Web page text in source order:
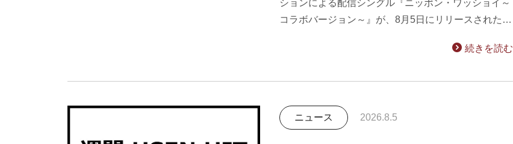
ションによる配信シングル『ニッポン・ワッショイ～
コラボバージョン～』が、8月5日にリリースされた…
続きを読む
ニュース 2026.8.5